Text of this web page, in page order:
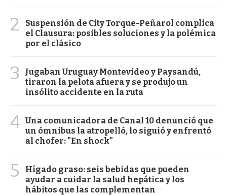
2
Suspensión de City Torque-Peñarol complica
el Clausura: posibles soluciones y la polémica
por el clásico
3
Jugaban Uruguay Montevideo y Paysandú,
tiraron la pelota afuera y se produjo un
insólito accidente en la ruta
4 Una comunicadora de Canal 10 denunció que
un ómnibus la atropelló, lo siguió y enfrentó
al chofer: "En shock"
5
Hígado graso: seis bebidas que pueden
ayudar a cuidar la salud hepática y los
hábitos que las complementan